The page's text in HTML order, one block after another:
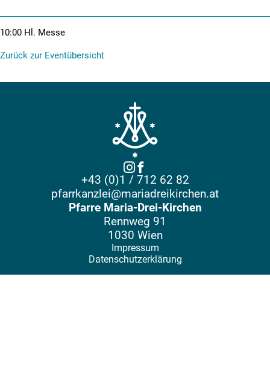
10:00 Hl. Messe
Zurück zur Eventübersicht
+43 (0)1 / 712 62 82
pfarrkanzlei@mariadreikirchen.at
Pfarre Maria-Drei-Kirchen
Rennweg 91
1030 Wien
Impressum
Datenschutzerklärung